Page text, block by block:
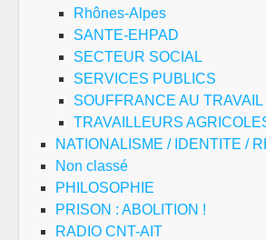
Rhônes-Alpes
SANTE-EHPAD
SECTEUR SOCIAL
SERVICES PUBLICS
SOUFFRANCE AU TRAVAIL
TRAVAILLEURS
NATIONALISME / IDENTITE /
Non classé
PHILOSOPHIE
PRISON : ABOLITION !
RADIO CNT-AIT